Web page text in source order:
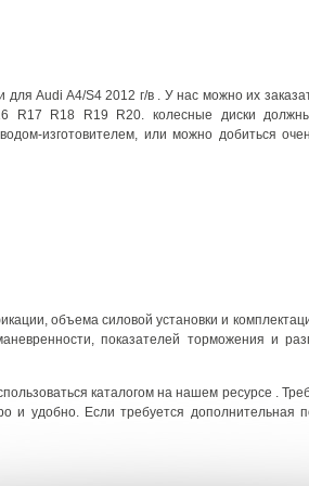
Audi A4/S4 2012 г/в . У нас можно их
R18 R19 R20. колесные диски должны
изготовителем, или можно добиться
объема силовой установки и
показателей торможения и
каталогом на нашем ресурсе .
и удобно. Если требуется дополнительная